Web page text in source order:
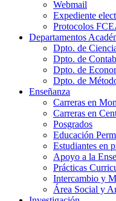
Webmail
Expediente
Protocolos
Departamentos
Dpto. de
Dpto. de
Dpto. de
Dpto. de
Enseñanza
Carreras en
Carreras en
Posgrados
Educación
Estudiantes en
Apoyo a la
Prácticas
Intercambio y
Área Social y